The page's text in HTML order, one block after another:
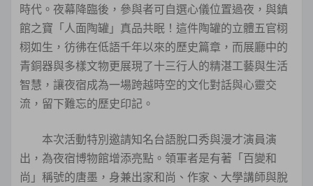
時代。夜幕降臨後，參與者可自選心儀位置過夜，與鎮
館之寶「人面陶罐」真品共眠！這件陶罐的立體五官栩
栩如生，彷彿在低語千年以來的歷史篇章，而展廳中的
青銅器與多樣文物更展現了十三行人的精湛工藝與生活
智慧，讓夜宿成為一場跨越時空的文化對話與心靈交
流，留下難忘的歷史印記。
本次活動特別邀請知名台語脫口秀與漫才演員演
出，為夜宿博物館增添亮點。領軍者是有著「百變和
尚」稱號的唐墨，身兼出家和尚、作家、大學講師與脫